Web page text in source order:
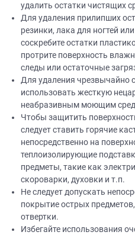
удалить остатки чистящих
Для удаления прилипших
резинки, лака для ногтей
соскребите остатки
протрите поверхность
следы или остаточные
Для удаления чрезвычайно
использовать жесткую
неабразивным моющим
Чтобы защитить
следует ставить горячие
непосредственно на
теплоизолирующие
предметы, такие как
скороварки, духовки и т.п.
Не следует допускать
покрытие острых
отвертки.
Избегайте использования